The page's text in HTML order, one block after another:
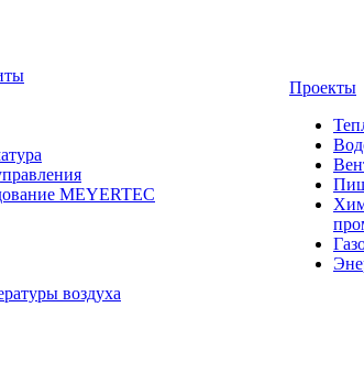
MEYERTEC
воздуха
Проекты